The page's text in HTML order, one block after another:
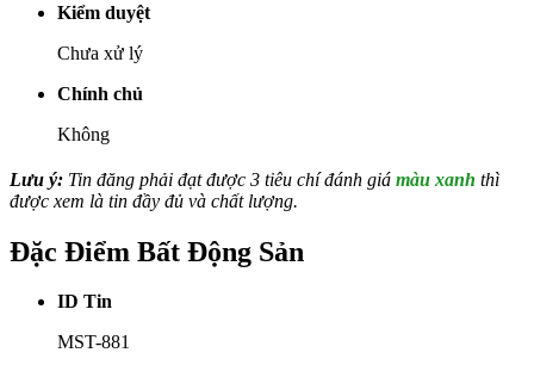
Kiểm duyệt
Chưa xử lý
Chính chủ
Không
Lưu ý: Tin đăng phải đạt được 3 tiêu chí đánh giá màu xanh thì
được xem là tin đầy đủ và chất lượng.
Đặc Điểm Bất Động Sản
ID Tin
MST-881